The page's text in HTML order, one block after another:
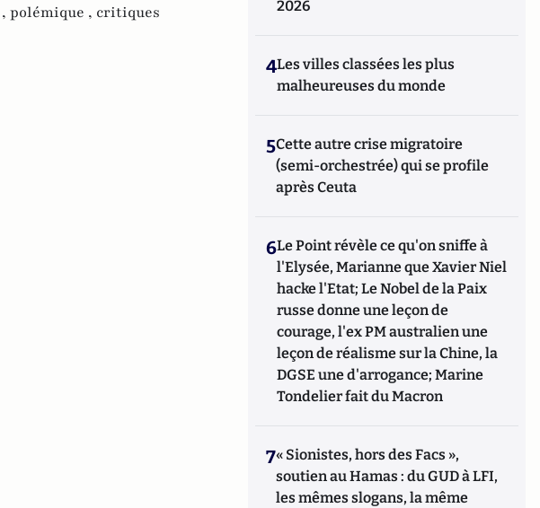
polémique , critiques
2026
4Les villes classées les plus
malheureuses du monde
5Cette autre crise migratoire
(semi-orchestrée) qui se profile
après Ceuta
6Le Point révèle ce qu'on sniffe à
l'Elysée, Marianne que Xavier Niel
hacke l'Etat; Le Nobel de la Paix
russe donne une leçon de
courage, l'ex PM australien une
leçon de réalisme sur la Chine, la
DGSE une d'arrogance; Marine
Tondelier fait du Macron
7« Sionistes, hors des Facs »,
soutien au Hamas : du GUD à LFI,
les mêmes slogans, la même